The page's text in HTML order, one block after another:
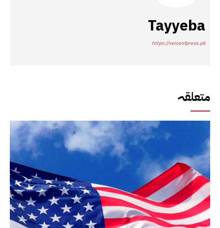
متعلقہ
Tayyeba
https://voiceofpress.pk